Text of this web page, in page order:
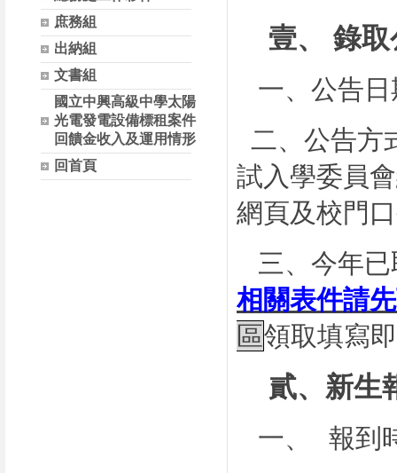
庶務組
出納組
文書組
國立中興高級中學太陽
光電發電設備標租案件
回饋金收入及運用情形
回首頁
壹、 錄取
一、 公告
二、 公告方
試入學委員
網頁及校門
三、 今年
相關表件請
區領取填寫
貳、新生
一、
報到